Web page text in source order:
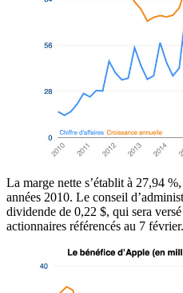
La marge nette s’établit à 27,94
années 2010. Le conseil
dividende de 0,22 $, qui sera
actionnaires référencés au 7 février.